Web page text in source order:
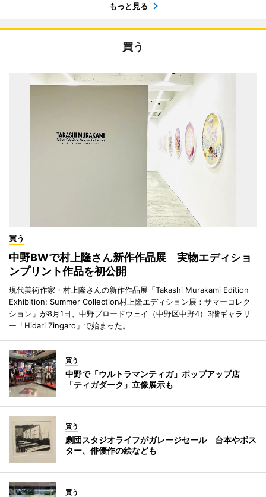
もっと見る
買う
買う
中野BWで村上隆さん新作作品展 実物エディショ
ンプリント作品を初公開
現代美術作家・村上隆さんの新作作品展「Takashi Murakami Edition
Exhibition: Summer Collection村上隆エディション展：サマーコレク
ション」が8月1日、中野ブロードウェイ（中野区中野4）3階ギャラリ
ー「Hidari Zingaro」で始まった。
買う
中野で「ウルトラマンティガ」ポップアップ店
「ティガダーク」立像展示も
買う
劇団スタジオライフがガレージセール 台本やポス
ター、俳優作の絵なども
買う